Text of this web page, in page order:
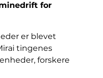
for
er blevet
tingenes
forskere